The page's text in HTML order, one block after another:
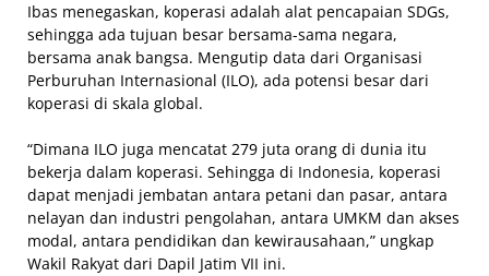
Ibas menegaskan, koperasi adalah alat pencapaian SDGs,
sehingga ada tujuan besar bersama-sama negara,
bersama anak bangsa. Mengutip data dari Organisasi
Perburuhan Internasional (ILO), ada potensi besar dari
koperasi di skala global.
“Dimana ILO juga mencatat 279 juta orang di dunia itu
bekerja dalam koperasi. Sehingga di Indonesia, koperasi
dapat menjadi jembatan antara petani dan pasar, antara
nelayan dan industri pengolahan, antara UMKM dan akses
modal, antara pendidikan dan kewirausahaan,” ungkap
Wakil Rakyat dari Dapil Jatim VII ini.